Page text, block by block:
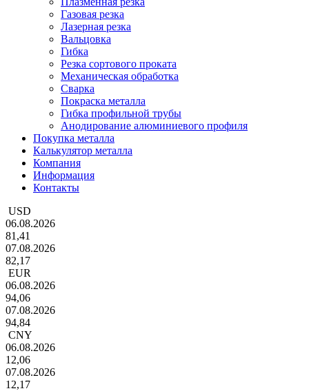
Газовая резка
Лазерная резка
Вальцовка
Гибка
Резка сортового проката
Механическая обработка
Сварка
Покраска металла
Гибка профильной трубы
Анодирование алюминиевого профиля
Покупка металла
Калькулятор металла
Компания
Информация
Контакты
USD
06.08.2026
81,41
07.08.2026
82,17
EUR
06.08.2026
94,06
07.08.2026
94,84
CNY
06.08.2026
12,06
07.08.2026
12,17